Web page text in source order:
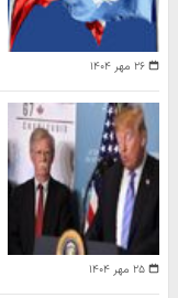
۲۶ مهر ۱۴۰۴
۲۵ مهر ۱۴۰۴